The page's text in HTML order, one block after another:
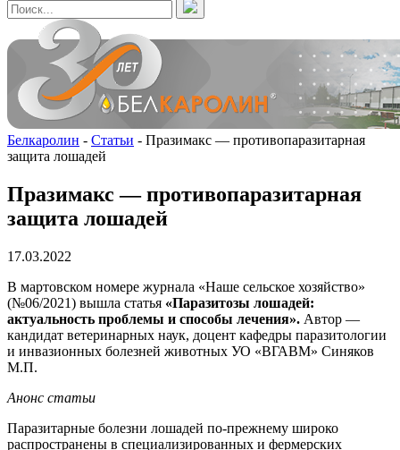
Белкаролин - Статьи - Празимакс — противопаразитарная
защита лошадей
Празимакс — противопаразитарная
защита лошадей
17.03.2022
В мартовском номере журнала «Наше сельское хозяйство»
(№06/2021) вышла статья «Паразитозы лошадей:
актуальность проблемы и способы лечения». Автор —
кандидат ветеринарных наук, доцент кафедры паразитологии
и инвазионных болезней животных УО «ВГАВМ» Синяков
М.П.
Анонс статьи
Паразитарные болезни лошадей по-прежнему широко
распространены в специализированных и фермерских